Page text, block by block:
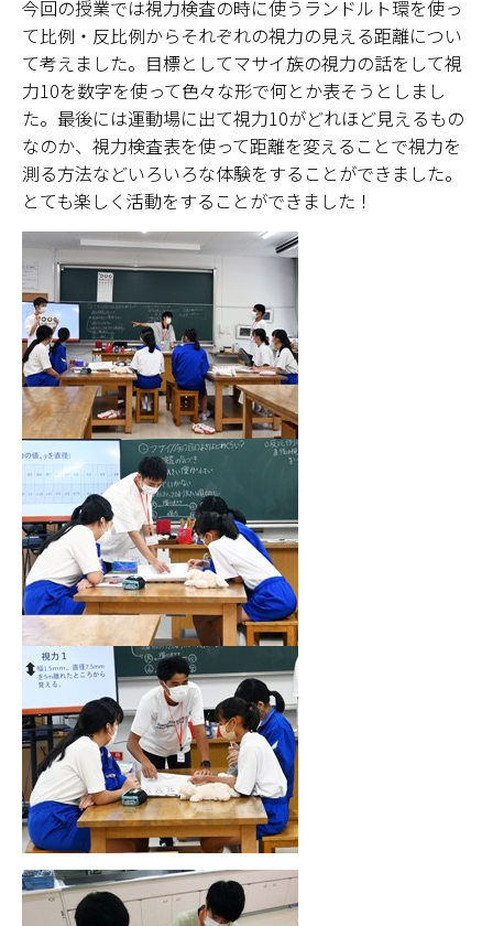
今回の授業では視力検査の時に使うランドルト環を使っ
て比例・反比例からそれぞれの視力の見える距離につい
て考えました。目標としてマサイ族の視力の話をして視
力10を数字を使って色々な形で何とか表そうとしまし
た。最後には運動場に出て視力10がどれほど見えるもの
なのか、視力検査表を使って距離を変えることで視力を
測る方法などいろいろな体験をすることができました。
とても楽しく活動をすることができました！